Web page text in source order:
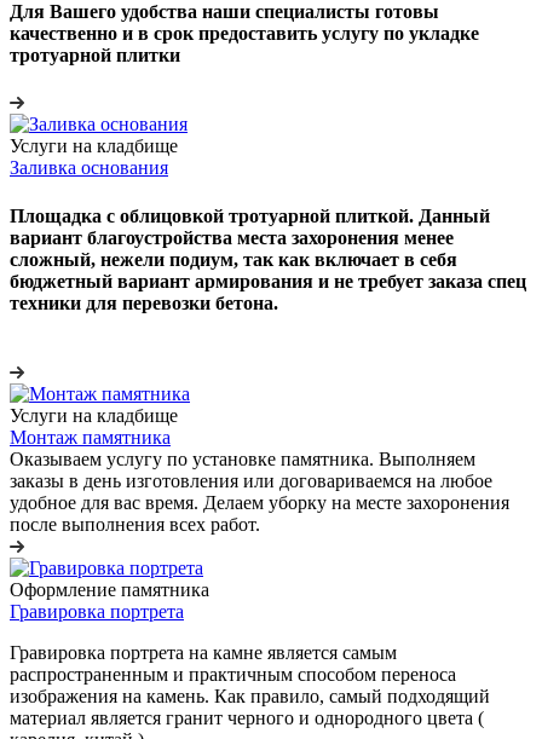
Для Вашего удобства наши специалисты готовы
качественно и в срок предоставить услугу по укладке
тротуарной плитки
Услуги на кладбище
Заливка основания
Площадка с облицовкой тротуарной плиткой. Данный
вариант благоустройства места захоронения менее
сложный, нежели подиум, так как включает в себя
бюджетный вариант армирования и не требует заказа спец
техники для перевозки бетона.
Услуги на кладбище
Монтаж памятника
Оказываем услугу по установке памятника. Выполняем
заказы в день изготовления или договариваемся на любое
удобное для вас время. Делаем уборку на месте захоронения
после выполнения всех работ.
Оформление памятника
Гравировка портрета
Гравировка портрета на камне является самым
распространенным и практичным способом переноса
изображения на камень. Как правило, самый подходящий
материал является гранит черного и однородного цвета (